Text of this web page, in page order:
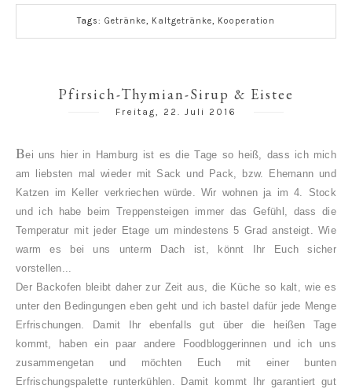
Tags: Getränke, Kaltgetränke, Kooperation
Pfirsich-Thymian-Sirup & Eistee
Freitag, 22. Juli 2016
Bei uns hier in Hamburg ist es die Tage so heiß, dass ich mich
am liebsten mal wieder mit Sack und Pack, bzw. Ehemann und
Katzen im Keller verkriechen würde. Wir wohnen ja im 4. Stock
und ich habe beim Treppensteigen immer das Gefühl, dass die
Temperatur mit jeder Etage um mindestens 5 Grad ansteigt. Wie
warm es bei uns unterm Dach ist, könnt Ihr Euch sicher
vorstellen...
Der Backofen bleibt daher zur Zeit aus, die Küche so kalt, wie es
unter den Bedingungen eben geht und ich bastel dafür jede Menge
Erfrischungen. Damit Ihr ebenfalls gut über die heißen Tage
kommt, haben ein paar andere Foodbloggerinnen und ich uns
zusammengetan und möchten Euch mit einer bunten
Erfrischungspalette runterkühlen. Damit kommt Ihr garantiert gut